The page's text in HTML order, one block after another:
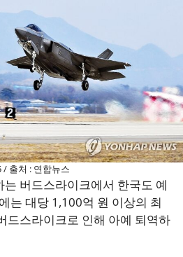
/ 출처 : 연합뉴스
버드스라이크에서 한국도 예
는 대당 1,100억 원 이상의 최
드스라이크로 인해 아예 퇴역하